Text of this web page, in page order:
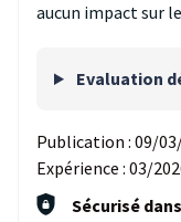
aucun impact sur
Evaluation
Publication : 09/
Expérience : 03/
Sécurisé